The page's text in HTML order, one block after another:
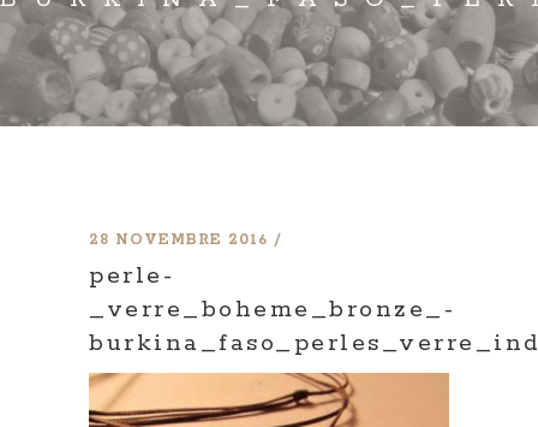
28 NOVEMBRE 2016
perle-
_verre_boheme_bronze_-